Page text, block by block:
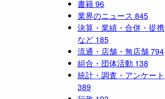
書籍96
業界のニュース 845
決算・業績・合併・提携
など 185
流通・店舗・無店舗794
組合・団体活動 138
統計・調査・アンケート
389